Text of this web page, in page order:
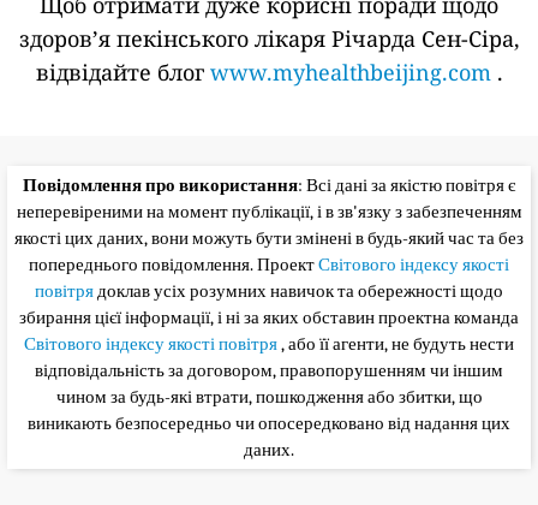
здоров’я пекінського лікаря Річарда Сен-Сіра,
відвідайте блог www.myhealthbeijing.com.
Повідомлення про використання: Всі дані за якістю повітря є
неперевіреними на момент публікації, і в зв'язку з забезпеченням
якості цих даних, вони можуть бути змінені в будь-який час та без
попереднього повідомлення. ПроектСвітового індексу якості
повітрядоклав усіх розумних навичок та обережності щодо
збирання цієї інформації, і ні за яких обставин проектна команда
Світового індексу якості повітря, або її агенти, не будуть нести
відповідальність за договором, правопорушенням чи іншим
чином за будь-які втрати, пошкодження або збитки, що
виникають безпосередньо чи опосередковано від надання цих
даних.